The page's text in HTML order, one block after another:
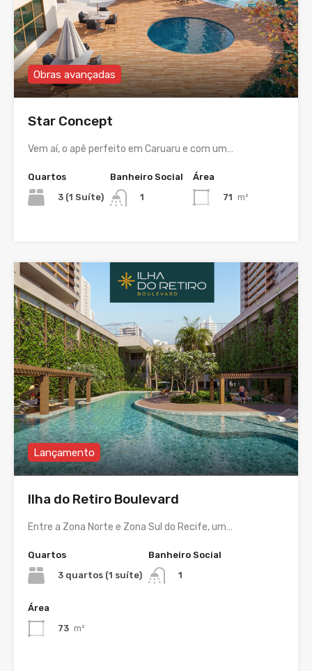
Obras avançadas
Star Concept
Vem aí, o apê perfeito em Caruaru e com um…
Quartos
3 (1 Suíte)
Banheiro Social
1
Área
71 m²
Lançamento
Ilha do Retiro Boulevard
Entre a Zona Norte e Zona Sul do Recife, um…
Quartos
3 quartos (1 suíte)
Banheiro Social
1
Área
73 m²